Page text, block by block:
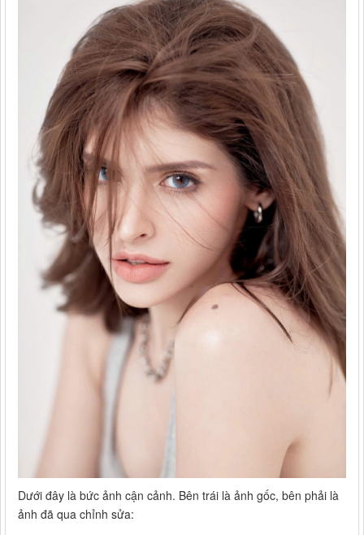
Dưới đây là bức ảnh cận cảnh. Bên trái là ảnh gốc, bên phải là
ảnh đã qua chỉnh sửa: